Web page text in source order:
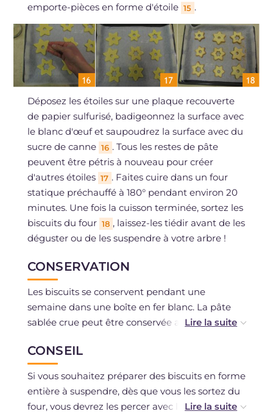
emporte-pièces en forme d'étoile 15 .
Déposez les étoiles sur une plaque recouverte
de papier sulfurisé, badigeonnez la surface avec
le blanc d'œuf et saupoudrez la surface avec du
sucre de canne 16 . Tous les restes de pâte
peuvent être pétris à nouveau pour créer
d'autres étoiles 17 . Faites cuire dans un four
statique préchauffé à 180° pendant environ 20
minutes. Une fois la cuisson terminée, sortez les
biscuits du four 18 , laissez-les tiédir avant de les
déguster ou de les suspendre à votre arbre !
CONSERVATION
Les biscuits se conservent pendant une
semaine dans une boîte en fer blanc. La pâte
sablée crue peut être conservée au réfrigérateur
être congelée pour un maximum d'un mois.
CONSEIL
Si vous souhaitez préparer des biscuits en forme
entière à suspendre, dès que vous les sortez du
four, vous devrez les percer avec la partie plate